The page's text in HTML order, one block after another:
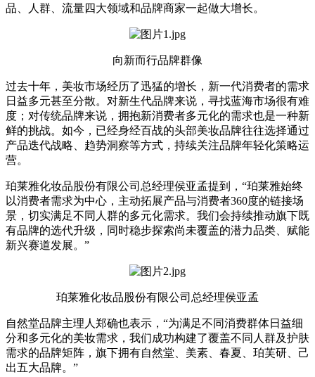
品、人群、流量四大领域和品牌商家一起做大增长。
向新而行品牌群像
过去十年，美妆市场经历了迅猛的增长，新一代消费者的需求
日益多元甚至分散。对新生代品牌来说，寻找蓝海市场很有难
度；对传统品牌来说，拥抱新消费者多元化的需求也是一种新
鲜的挑战。如今，已经身经百战的头部美妆品牌往往选择通过
产品迭代战略、趋势洞察等方式，持续关注品牌年轻化策略运
营。
珀莱雅化妆品股份有限公司总经理侯亚孟提到，“珀莱雅始终
以消费者需求为中心，主动拓展产品与消费者360度的链接场
景，切实满足不同人群的多元化需求。我们会持续推动旗下既
有品牌的选代升级，同时稳步探索尚未覆盖的潜力品类、赋能
新兴赛道发展。”
珀莱雅化妆品股份有限公司总经理侯亚孟
自然堂品牌主理人郑确也表示，“为满足不同消费群体日益细
分和多元化的美妆需求，我们成功构建了覆盖不同人群及护肤
需求的品牌矩阵，旗下拥有自然堂、美素、春夏、珀芙研、己
出五大品牌。”